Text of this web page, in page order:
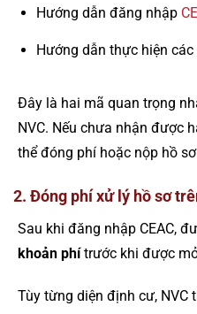
Hướng dẫn đăng nhập
Hướng dẫn thực hiện
Đây là hai mã quan trọng
NVC. Nếu chưa nhận được
thể đóng phí hoặc nộp hồ
2. Đóng phí xử lý hồ sơ
Sau khi đăng nhập CEAC,
khoản phítrước khi được
Tùy từng diện định cư, NVC